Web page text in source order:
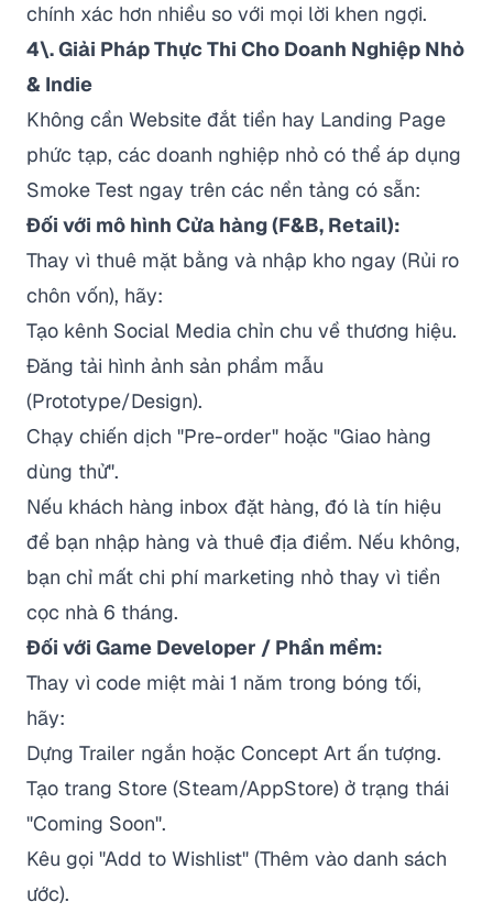
chính xác hơn nhiều so với mọi lời khen ngợi.
4\. Giải Pháp Thực Thi Cho Doanh Nghiệp Nhỏ
& Indie
Không cần Website đắt tiền hay Landing Page
phức tạp, các doanh nghiệp nhỏ có thể áp dụng
Smoke Test ngay trên các nền tảng có sẵn:
Đối với mô hình Cửa hàng (F&B, Retail):
Thay vì thuê mặt bằng và nhập kho ngay (Rủi ro
chôn vốn), hãy:
Tạo kênh Social Media chỉn chu về thương hiệu.
Đăng tải hình ảnh sản phẩm mẫu
(Prototype/Design).
Chạy chiến dịch "Pre-order" hoặc "Giao hàng
dùng thử".
Nếu khách hàng inbox đặt hàng, đó là tín hiệu
để bạn nhập hàng và thuê địa điểm. Nếu không,
bạn chỉ mất chi phí marketing nhỏ thay vì tiền
cọc nhà 6 tháng.
Đối với Game Developer / Phần mềm:
Thay vì code miệt mài 1 năm trong bóng tối,
hãy:
Dựng Trailer ngắn hoặc Concept Art ấn tượng.
Tạo trang Store (Steam/AppStore) ở trạng thái
"Coming Soon".
Kêu gọi "Add to Wishlist" (Thêm vào danh sách
ước).